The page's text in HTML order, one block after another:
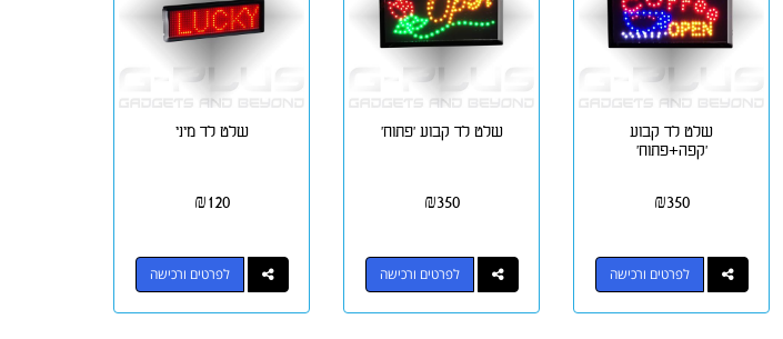
שלט לד קבוע
'קפה+פתוח'
₪350
לפרטים ורכישה
שלט לד קבוע 'פתוח'
₪350
לפרטים ורכישה
שלט לד מיני
₪120
לפרטים ורכישה